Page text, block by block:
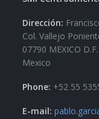
Dirección:
Col. Vallejo
07790 MEXICO D.F.
Mexico
Phone: +52 55
E-mail: